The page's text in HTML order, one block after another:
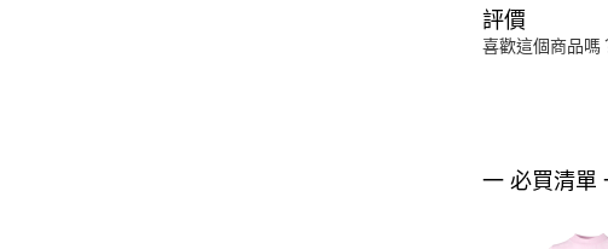
評價
喜歡這個商品嗎
一 必買清單